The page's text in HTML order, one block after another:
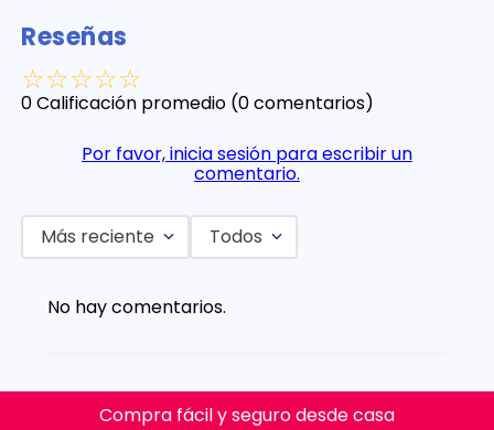
Reseñas
☆☆☆☆☆
0 Calificación promedio (0 comentarios)
Por favor, inicia sesión para escribir un
comentario.
Más reciente Todos
No hay comentarios.
Compra fácil y seguro desde casa